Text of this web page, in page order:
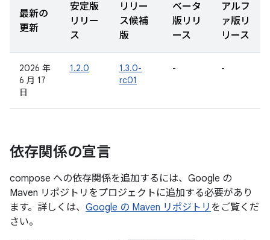
最新の
更新
安定版
リリー
ス
リリー
ス候補
版
ベータ
版リリ
ース
アルフ
ァ版リ
リース
2026 年
6 月 17
日
1.2.0
1.3.0-
rc01
- -
依存関係の宣言
compose への依存関係を追加するには、Google の
Maven リポジトリをプロジェクトに追加する必要があり
ます。詳しくは、 Google の Maven リポジトリ をご覧くだ
さい。